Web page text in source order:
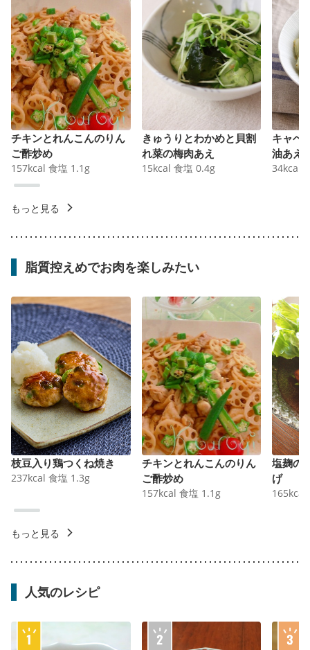
チキンとれんこんのりん
ご酢炒め
157kcal 食塩 1.1 g
きゅうりとわかめと貝割
れ菜の梅肉あえ
15kcal 食塩 0.4g
キャベ
油あえ
34kcal
もっと見る
脂質控えめでお肉を楽しみたい
枝豆入り鶏つくね焼き
237kcal 食塩 1.3g
チキンとれんこんのりん
ご酢炒め
157kcal 食塩 1.1 g
塩麹の
げ
165kcal
もっと見る
人気のレシピ